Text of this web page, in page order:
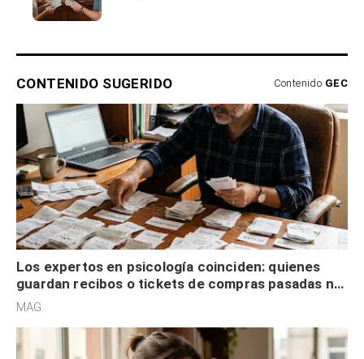
CONTENIDO SUGERIDO Contenido GEC
Los expertos en psicología coinciden: quienes
guardan recibos o tickets de compras pasadas no
son acumuladores, sino que tienen necesidad de
MAG.